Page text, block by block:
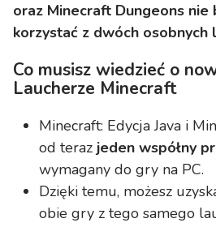
oraz Minecraft Dungeons nie
korzystać z dwóch osobnych
Co musisz wiedzieć o
Laucherze Minecraft
Minecraft: Edycja Java i
od teraz jeden współny
wymagany do gry na PC.
Dzięki temu, możesz
obie gry z tego samego